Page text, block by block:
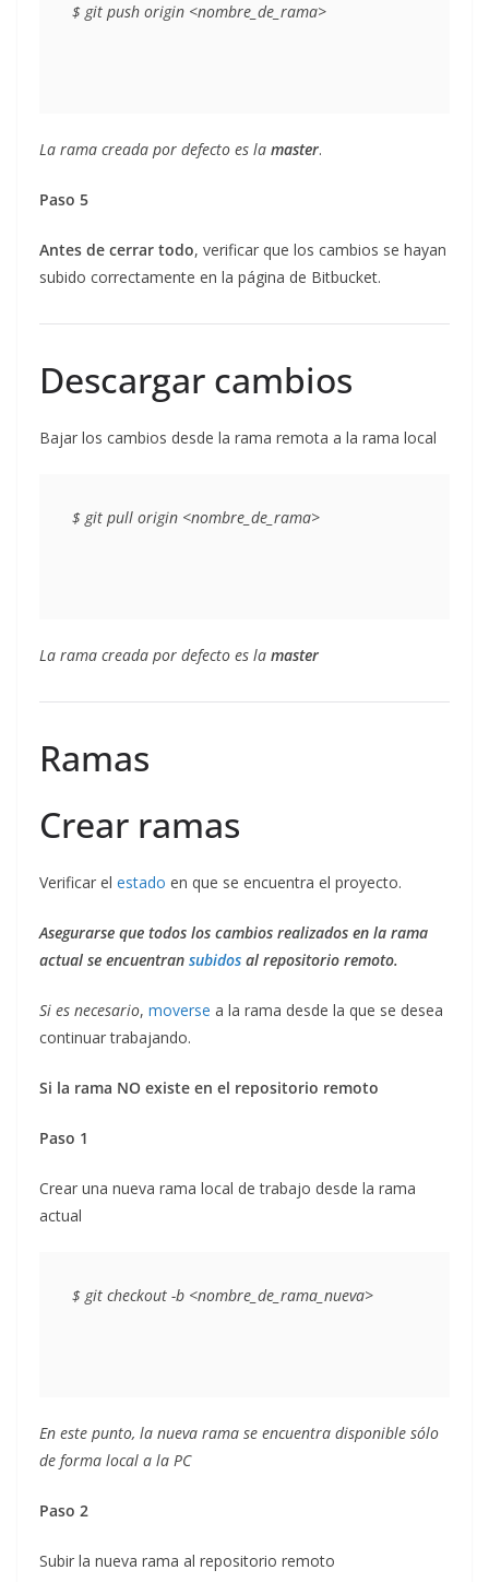
La rama creada por defecto es la master.
Paso 5
Antes de cerrar todo, verificar que los cambios se hayan
subido correctamente en la página de Bitbucket.
Descargar cambios
Bajar los cambios desde la rama remota a la rama local
La rama creada por defecto es la master
Ramas
Crear ramas
Verificar el estado en que se encuentra el proyecto.
Asegurarse que todos los cambios realizados en la rama
actual se encuentran subidos al repositorio remoto.
Si es necesario, moverse a la rama desde la que se desea
continuar trabajando.
Si la rama NO existe en el repositorio remoto
Paso 1
Crear una nueva rama local de trabajo desde la rama
actual
En este punto, la nueva rama se encuentra disponible sólo
de forma local a la PC
Paso 2
Subir la nueva rama al repositorio remoto